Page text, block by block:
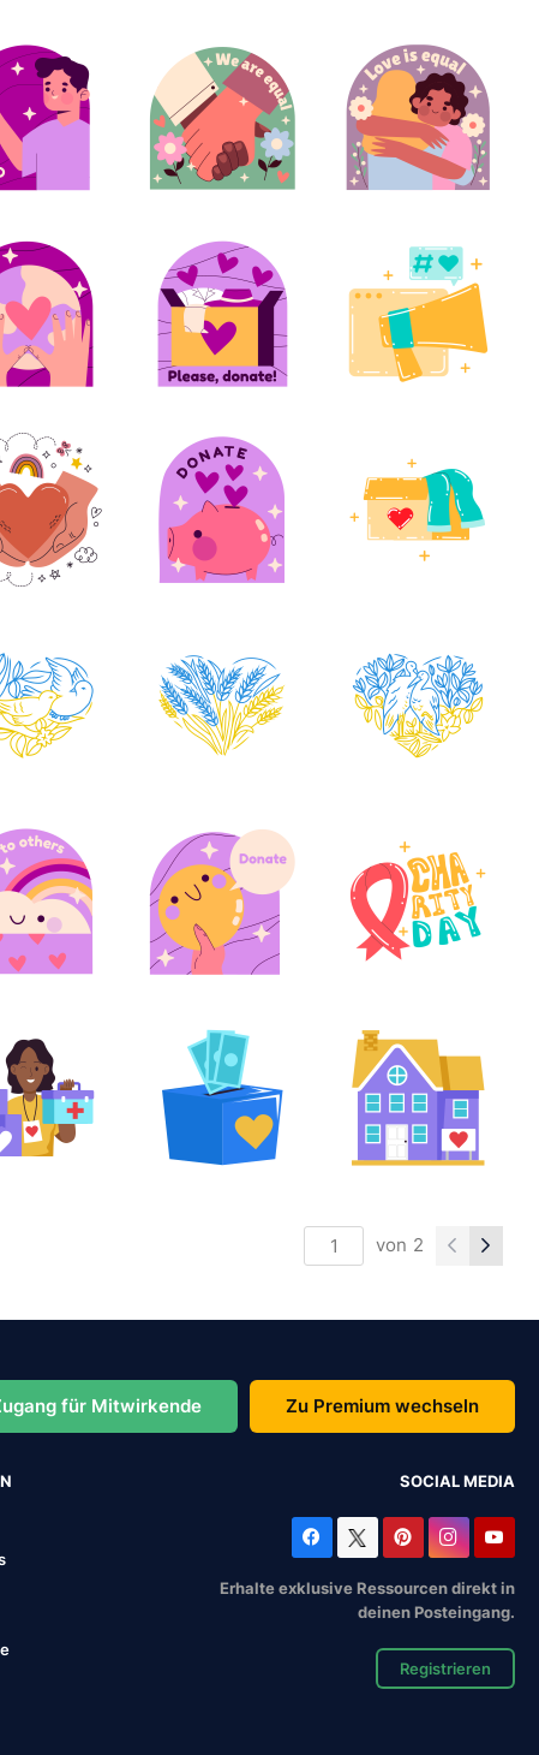
von 2
für Mitwirkende Zu Premium wechseln
SOCIAL MEDIA
Erhalte exklusive Ressourcen direkt in
deinen Posteingang.
Registrieren